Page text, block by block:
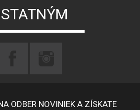
ODBER NOVINIEK A ZÍSKATE